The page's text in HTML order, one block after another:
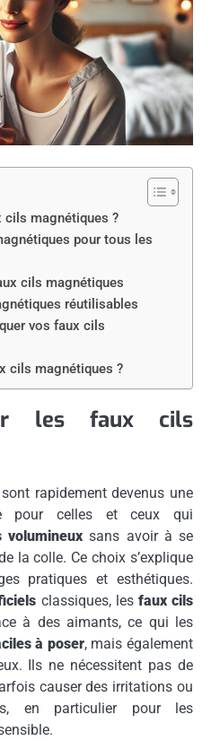
magnétiques ?
pour tous les
cils magnétiques
réutilisables
vos faux cils
cils magnétiques ?
les faux cils
rapidement devenus une
pour celles et ceux qui
volumineux sans avoir à se
la colle. Ce choix s’explique
pratiques et esthétiques.
classiques, les faux cils
à des aimants, ce qui les
à poser, mais également
Ils ne nécessitent pas de
causer des irritations ou
en particulier pour les